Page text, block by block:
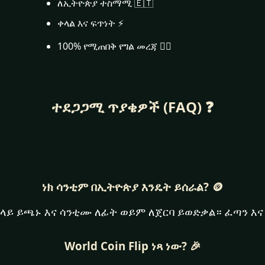
ለኢትዮጵያ ተስማሚ 🇪🇹
ቀላል እና ፍጥነት ⚡
100% የሚጠበቅ የግል መረጃ 🕵️‍♂️
ተደጋጋሚ ጥያቄዎች (FAQ) ❓
ነክ ሳንቲም በኢትዮጵያ እንዴት ይሰራል? 🪙
ይጫኑ እና ሳንቲሙ ለፊት ወይም ለጀርባ ይወድቃል። ፈጣን እና
World Coin Flip ነጻ ነው? 🎉